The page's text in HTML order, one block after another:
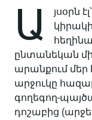
Ա
յսօրն
ընտանեկան
արանքում մեր
արջուկը
գողեգող-
դոշաբից